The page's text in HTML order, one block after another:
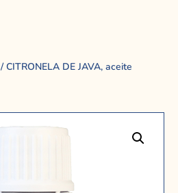
/ CITRONELA DE JAVA, aceite